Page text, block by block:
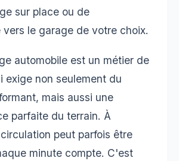
sur place ou de
vers le garage de votre choix.
automobile est un métier de
exige non seulement du
mais aussi une
parfaite du terrain. À
peut parfois être
minute compte. C'est